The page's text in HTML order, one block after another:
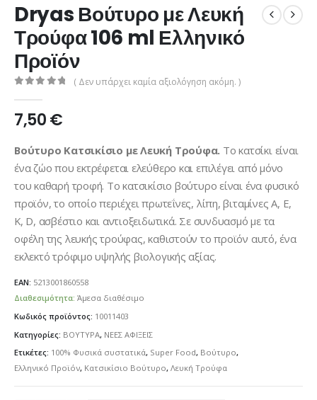
Dryas Βούτυρο με Λευκή
Τρούφα 106 ml Ελληνικό
Προϊόν
( Δεν υπάρχει καμία αξιολόγηση ακόμη. )
7,50€
Βούτυρο Κατσικίσιο με Λευκή Τρούφα. Το κατσίκι είναι
ένα ζώο που εκτρέφεται ελεύθερο και επιλέγει από μόνο
του καθαρή τροφή. Το κατσικίσιο βούτυρο είναι ένα φυσικό
προϊόν, το οποίο περιέχει πρωτεΐνες, λίπη, βιταμίνες Α, Ε,
Κ, D, ασβέστιο και αντιοξειδωτικά. Σε συνδυασμό με τα
οφέλη της λευκής τρούφας, καθιστούν το προϊόν αυτό, ένα
εκλεκτό τρόφιμο υψηλής βιολογικής αξίας.
EAN: 5213001860558
Διαθεσιμότητα: Άμεσα διαθέσιμο
Κωδικός προϊόντος: 10011403
Κατηγορίες: ΒΟΥΤΥΡΑ, ΝΕΕΣ ΑΦΙΞΕΙΣ
Ετικέτες: 100% Φυσικά συστατικά, Super Food, Βούτυρο,
Ελληνικό Προϊόν, Κατσικίσιο Βούτυρο, Λευκή Τρούφα